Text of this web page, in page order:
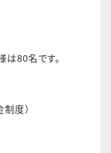
は80名です。
度）